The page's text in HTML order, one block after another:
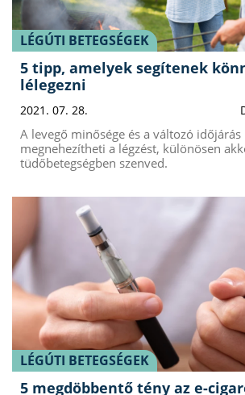
LÉGÚTI BETEGSÉGEK
5 tipp, amelyek segítenek
lélegezni
2021. 07. 28.
A levegő minősége és a változó
megnehezítheti a légzést, különösen
tüdőbetegségben szenved.
LÉGÚTI BETEGSÉGEK
5 megdöbbentő tény az e-